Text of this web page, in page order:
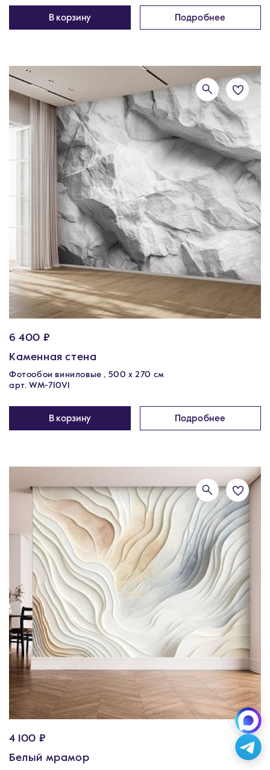
В корзину Подробнее
6 400 ₽
Каменная стена
Фотообои виниловые , 500 x 270 см
арт. WM-710V1
В корзину Подробнее
4 100 ₽
Белый мрамор